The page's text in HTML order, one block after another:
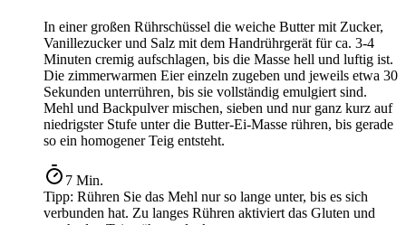
In einer großen Rührschüssel die weiche Butter mit Zucker,
Vanillezucker und Salz mit dem Handrührgerät für ca. 3-4
Minuten cremig aufschlagen, bis die Masse hell und luftig ist.
Die zimmerwarmen Eier einzeln zugeben und jeweils etwa 30
Sekunden unterrühren, bis sie vollständig emulgiert sind.
Mehl und Backpulver mischen, sieben und nur ganz kurz auf
niedrigster Stufe unter die Butter-Ei-Masse rühren, bis gerade
so ein homogener Teig entsteht.
7 Min.
Tipp: Rühren Sie das Mehl nur so lange unter, bis es sich
verbunden hat. Zu langes Rühren aktiviert das Gluten und